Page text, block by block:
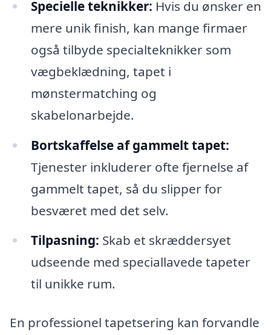
Specielle teknikker: Hvis du ønsker en
mere unik finish, kan mange firmaer
også tilbyde specialteknikker som
vægbeklædning, tapet i
mønstermatching og
skabelonarbejde.
Bortskaffelse af gammelt tapet:
Tjenester inkluderer ofte fjernelse af
gammelt tapet, så du slipper for
besværet med det selv.
Tilpasning: Skab et skræddersyet
udseende med speciallavede tapeter
til unikke rum.
En professionel tapetsering kan forvandle